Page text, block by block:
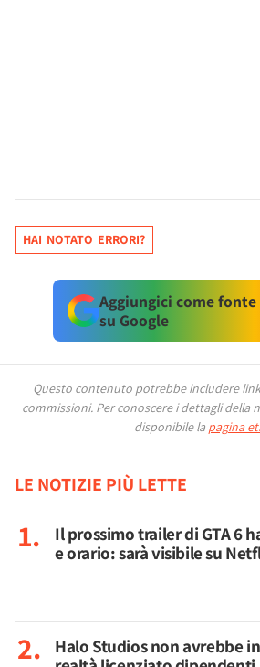
HAI NOTATO ERRORI?
Aggiungici come
su Google
Questo contenuto potrebbe includere
commissioni. Per conoscere i dettagli della
disponibile la pagina
LE NOTIZIE PIÙ LETTE
Il prossimo trailer di GTA 6
e orario: sarà visibile su
Halo Studios non avrebbe in